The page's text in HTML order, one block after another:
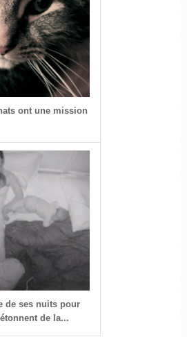
ont une mission
de ses nuits pour
de la...